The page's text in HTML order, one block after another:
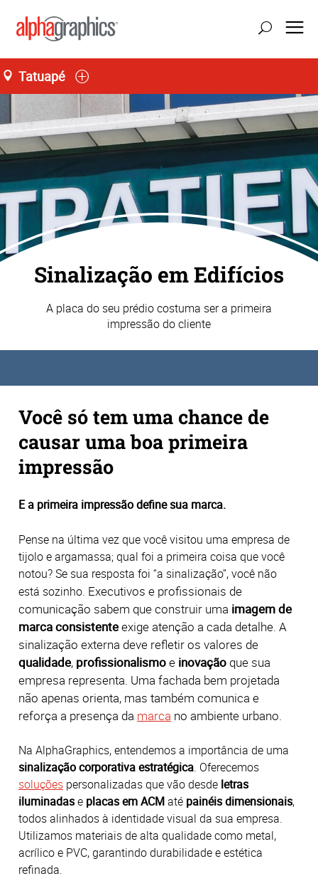
Tatuapé
Sinalização em Edifícios
A placa do seu prédio costuma ser a primeira
impressão do cliente
Você só tem uma chance de
causar uma boa primeira
impressão
E a primeira impressão define sua marca.
Pense na última vez que você visitou uma empresa de
tijolo e argamassa; qual foi a primeira coisa que você
notou? Se sua resposta foi “a sinalização”, você não
está sozinho. Executivos e profissionais de
comunicação sabem que construir uma imagem de
marca consistenteexige atenção a cada detalhe. A
sinalização externa deve refletir os valores de
qualidade, profissionalismoe inovação que sua
empresa representa. Uma fachada bem projetada
não apenas orienta, mas também comunica e
reforça a presença da marca no ambiente urbano.
Na AlphaGraphics, entendemos a importância de uma
sinalização corporativa estratégica. Oferecemos
soluções personalizadas que vão desde letras
iluminadase placas em ACMaté painéis dimensionais,
todos alinhados à identidade visual da sua empresa.
Utilizamos materiais de alta qualidade como metal,
acrílico e PVC, garantindo durabilidade e estética
refinada.